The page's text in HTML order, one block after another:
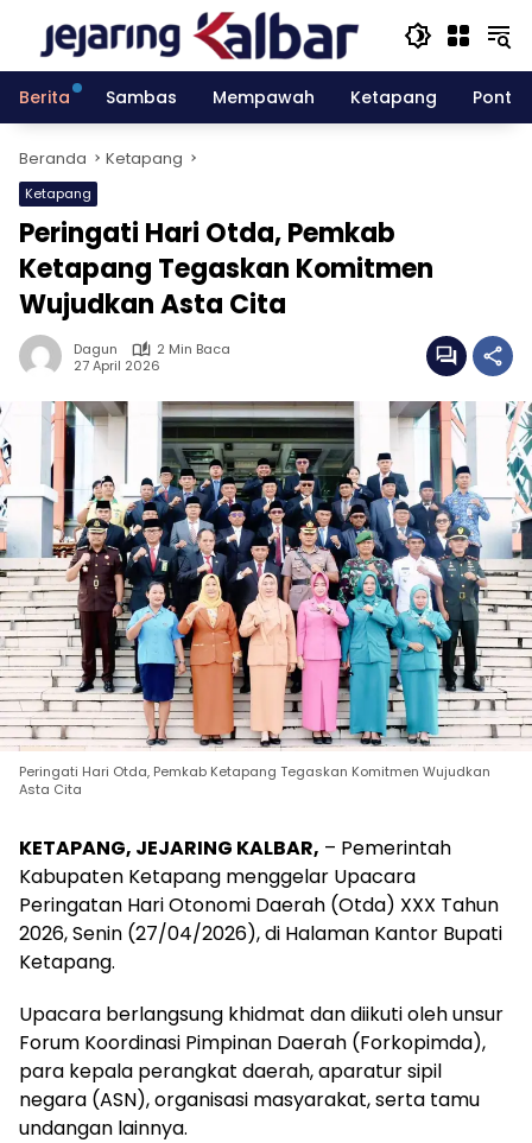
konten
Berita
Sambas Mempawah Ketapang
Beranda Ketapang
Ketapang
Peringati Hari Otda, Pemkab
Ketapang Tegaskan Komitmen
Wujudkan Asta Cita
Dagun
2 Min Baca
27 April 2026
Peringati Hari Otda, Pemkab Ketapang Tegaskan Komitmen Wujudkan
Asta Cita
KETAPANG, JEJARING KALBAR, – Pemerintah
Kabupaten Ketapang menggelar Upacara
Peringatan Hari Otonomi Daerah (Otda) XXX Tahun
2026, Senin (27/04/2026), di Halaman Kantor Bupati
Ketapang.
Upacara berlangsung khidmat dan diikuti oleh unsur
Forum Koordinasi Pimpinan Daerah (Forkopimda),
para kepala perangkat daerah, aparatur sipil
negara (ASN), organisasi masyarakat, serta tamu
undangan lainnya.